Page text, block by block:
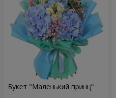
Букет "Маленький принц"